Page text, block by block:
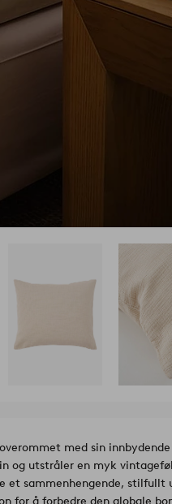
med sin
og utstråler en myk
et sammenhengende,
for å forbedre den globale